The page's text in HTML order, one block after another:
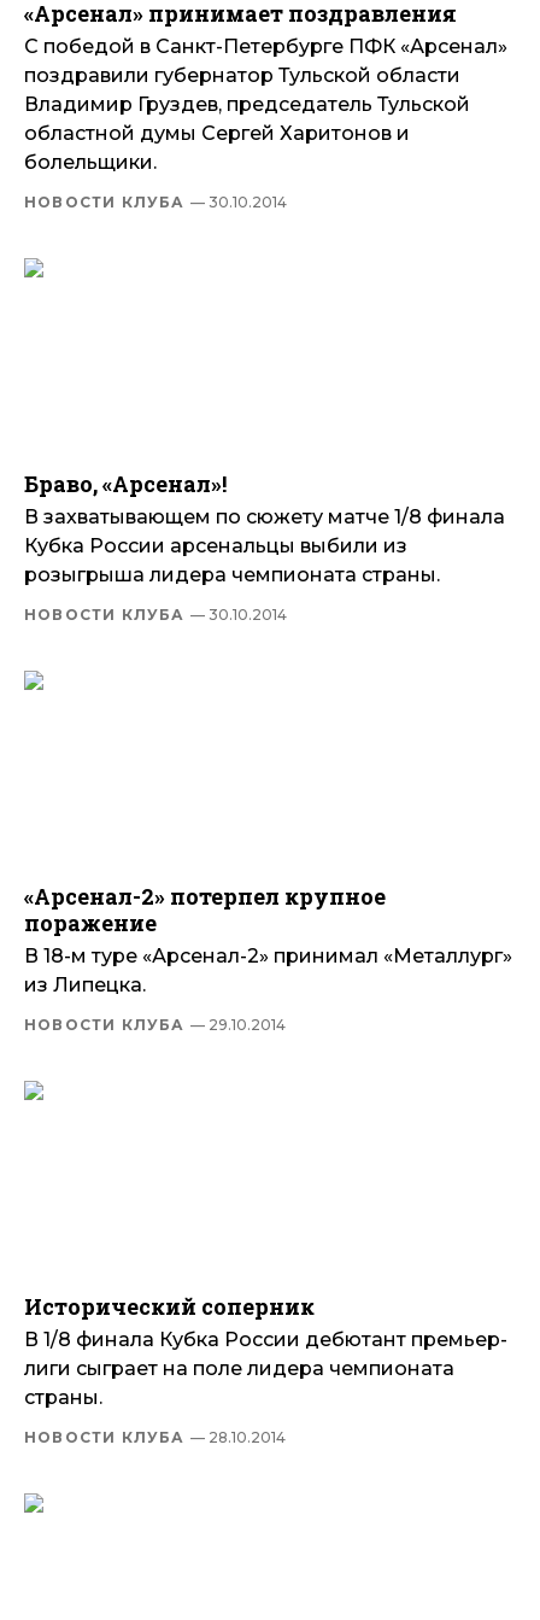
«Арсенал» принимает поздравления
С победой в Санкт-Петербурге ПФК «Арсенал»
поздравили губернатор Тульской области
Владимир Груздев, председатель Тульской
областной думы Сергей Харитонов и
болельщики.
НОВОСТИ КЛУБА — 30.10.2014
Браво, «Арсенал»!
В захватывающем по сюжету матче 1/8 финала
Кубка России арсенальцы выбили из
розыгрыша лидера чемпионата страны.
НОВОСТИ КЛУБА — 30.10.2014
«Арсенал-2» потерпел крупное
поражение
В 18-м туре «Арсенал-2» принимал «Металлург»
из Липецка.
НОВОСТИ КЛУБА — 29.10.2014
Исторический соперник
В 1/8 финала Кубка России дебютант премьер-
лиги сыграет на поле лидера чемпионата
страны.
НОВОСТИ КЛУБА — 28.10.2014